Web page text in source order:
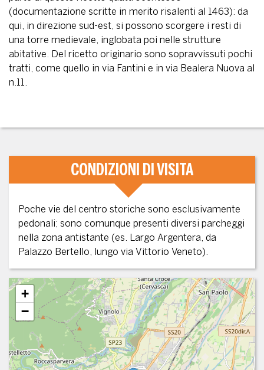
(documentazione scritte in merito risalenti al 1463): da
qui, in direzione sud-est, si possono scorgere i resti di
una torre medievale, inglobata poi nelle strutture
abitative. Del ricetto originario sono sopravvissuti pochi
tratti, come quello in via Fantini e in via Bealera Nuova al
n.11.
CONDIZIONI DI VISITA
Poche vie del centro storiche sono esclusivamente
pedonali; sono comunque presenti diversi parcheggi
nella zona antistante (es. Largo Argentera, da
Palazzo Bertello, lungo via Vittorio Veneto).
+
−